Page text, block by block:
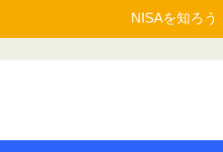
NISAを知ろう